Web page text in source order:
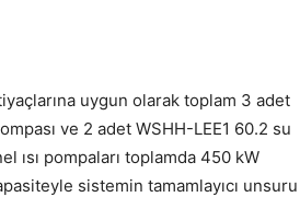
uygun olarak toplam 3 adet
ve 2 adet WSHH-LEE1 60.2 su
ısı pompaları toplamda 450 kW
sistemin tamamlayıcı unsuru